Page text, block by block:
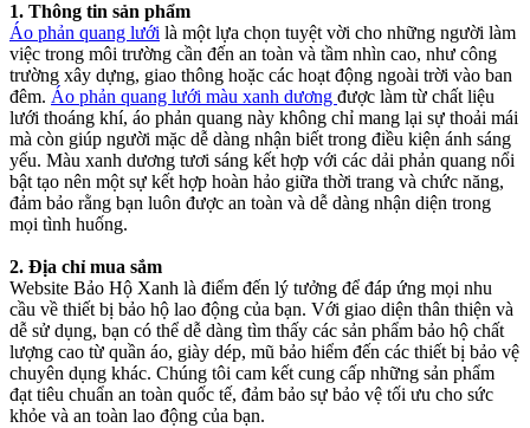
1. Thông tin sản phẩm
Áo phản quang lưới là một lựa chọn tuyệt vời cho những người làm
việc trong môi trường cần đến an toàn và tầm nhìn cao, như công
trường xây dựng, giao thông hoặc các hoạt động ngoài trời vào ban
đêm. Áo phản quang lưới màu xanh dương được làm từ chất liệu
lưới thoáng khí, áo phản quang này không chỉ mang lại sự thoải mái
mà còn giúp người mặc dễ dàng nhận biết trong điều kiện ánh sáng
yếu. Màu xanh dương tươi sáng kết hợp với các dải phản quang nổi
bật tạo nên một sự kết hợp hoàn hảo giữa thời trang và chức năng,
đảm bảo rằng bạn luôn được an toàn và dễ dàng nhận diện trong
mọi tình huống.
2. Địa chỉ mua sắm
Website Bảo Hộ Xanh là điểm đến lý tưởng để đáp ứng mọi nhu
cầu về thiết bị bảo hộ lao động của bạn. Với giao diện thân thiện và
dễ sử dụng, bạn có thể dễ dàng tìm thấy các sản phẩm bảo hộ chất
lượng cao từ quần áo, giày dép, mũ bảo hiểm đến các thiết bị bảo vệ
chuyên dụng khác. Chúng tôi cam kết cung cấp những sản phẩm
đạt tiêu chuẩn an toàn quốc tế, đảm bảo sự bảo vệ tối ưu cho sức
khỏe và an toàn lao động của bạn.